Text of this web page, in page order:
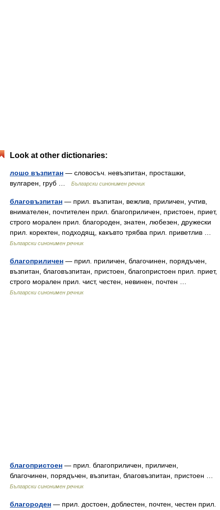
Look at other dictionaries:
лошо възпитан — словосъч. невъзпитан, просташки,
вулгарен, груб …
Български синонимен речник
благовъзпитан — прил. възпитан, вежлив, приличен, учтив,
внимателен, почтителен прил. благоприличен, пристоен, приет,
строго морален прил. благороден, знатен, любезен, дружески
прил. коректен, подходящ, какъвто трябва прил. приветлив …
Български синонимен речник
благоприличен — прил. приличен, благочинен, порядъчен,
възпитан, благовъзпитан, пристоен, благопристоен прил. приет,
строго морален прил. чист, честен, невинен, почтен …
Български синонимен речник
благопристоен — прил. благоприличен, приличен,
благочинен, порядъчен, възпитан, благовъзпитан, пристоен …
Български синонимен речник
благороден — прил. достоен, доблестен, почтен, честен прил.